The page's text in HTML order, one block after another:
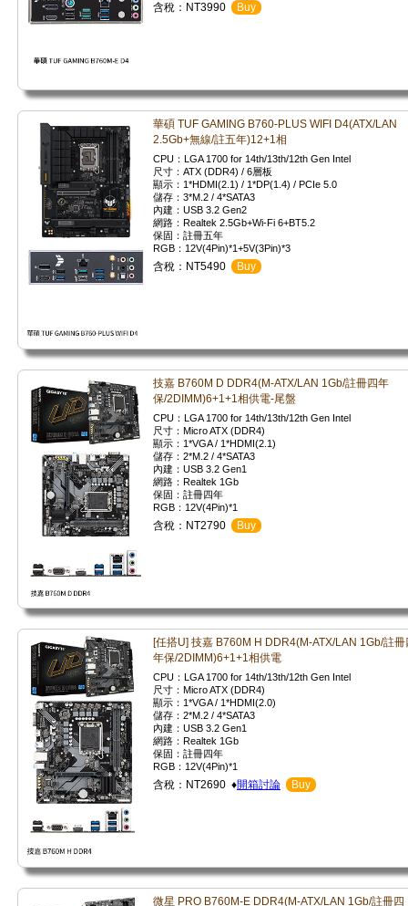
含稅：NT3990 Buy
華碩 TUF GAMING B760-PLUS WIFI D4(ATX/LAN
2.5Gb+無線/註五年)12+1相
CPU：LGA 1700 for 14th/13th/12th Gen Intel
尺寸：ATX (DDR4) / 6層板
顯示：1*HDMI(2.1) / 1*DP(1.4) / PCIe 5.0
儲存：3*M.2 / 4*SATA3
內建：USB 3.2 Gen2
網路：Realtek 2.5Gb+Wi-Fi 6+BT5.2
保固：註冊五年
RGB：12V(4Pin)*1+5V(3Pin)*3
含稅：NT5490 Buy
技嘉 B760M D DDR4(M-ATX/LAN 1Gb/註冊四年
保/2DIMM)6+1+1相供電-尾盤
CPU：LGA 1700 for 14th/13th/12th Gen Intel
尺寸：Micro ATX (DDR4)
顯示：1*VGA / 1*HDMI(2.1)
儲存：2*M.2 / 4*SATA3
內建：USB 3.2 Gen1
網路：Realtek 1Gb
保固：註冊四年
RGB：12V(4Pin)*1
含稅：NT2790 Buy
[任搭U] 技嘉 B760M H DDR4(M-ATX/LAN 1Gb/註冊
年保/2DIMM)6+1+1相供電
CPU：LGA 1700 for 14th/13th/12th Gen Intel
尺寸：Micro ATX (DDR4)
顯示：1*VGA / 1*HDMI(2.0)
儲存：2*M.2 / 4*SATA3
內建：USB 3.2 Gen1
網路：Realtek 1Gb
保固：註冊四年
RGB：12V(4Pin)*1
含稅：NT2690 ♦開箱討論 Buy
微星 PRO B760M-E DDR4(M-ATX/LAN 1Gb/註冊四